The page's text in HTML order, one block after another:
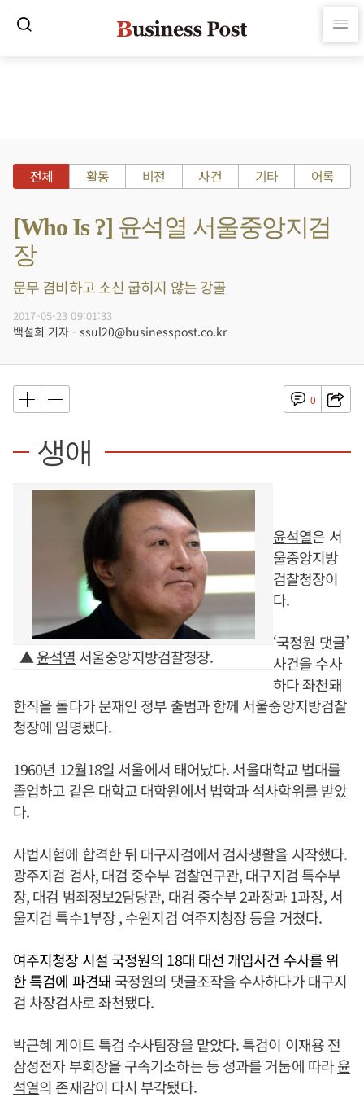
전체 활동 비전 사건 기타 어록
[Who Is ?] 윤석열 서울중앙지검
장
문무 겸비하고 소신 굽히지 않는 강골
2017-05-23 09:01:33
백설희 기자 - ssul20@businesspost.co.kr
0
생애
▲윤석열 서울중앙지방검찰청장.
윤석열은 서
울중앙지방
검찰청장이
다.
‘국정원 댓글’
사건을 수사
하다 좌천돼
한직을 돌다가 문재인 정부 출범과 함께 서울중앙지방검찰
청장에 임명됐다.
1960년 12월18일 서울에서 태어났다. 서울대학교 법대를
졸업하고 같은 대학교 대학원에서 법학과 석사학위를 받았
다.
사법시험에 합격한 뒤 대구지검에서 검사생활을 시작했다.
광주지검 검사, 대검 중수부 검찰연구관, 대구지검 특수부
장, 대검 범죄정보2담당관, 대검 중수부 2과장과 1과장, 서
울지검 특수1부장 , 수원지검 여주지청장 등을 거쳤다.
여주지청장 시절 국정원의 18대 대선 개입사건 수사를 위
한 특검에 파견돼 국정원의 댓글조작을 수사하다가 대구지
검 차장검사로 좌천됐다.
박근혜 게이트 특검 수사팀장을 맡았다. 특검이 이재용 전
삼성전자 부회장을 구속기소하는 등 성과를 거둠에 따라윤
석열의 존재감이 다시 부각됐다.